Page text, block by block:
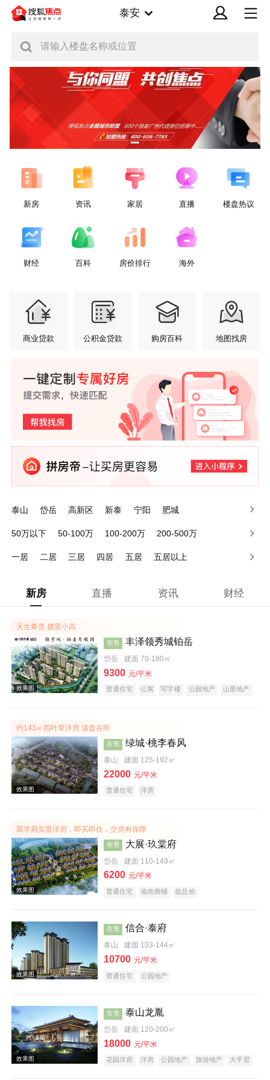
泰安
请输入楼盘名称或位置
新房 资讯 家居 直播 楼盘热议
财经 百科 房价排行 海外
商业贷款 公积金贷款 购房百科 地图找房
泰山 岱岳 高新区 新泰 宁阳 肥城
50万以下 50-100万 100-200万
200-500万
一居
二居 三居 四居 五居 五居以上
新房 直播 资讯 财经
天生希贵 揽景小高
效果图
在售 丰泽领秀城铂岳
岱岳 建面 70-180㎡
9300 元/平米
普通住宅 公寓 写字楼 公园地产 山景地产
约143㎡四叶草洋房 清盘在即
效果图
在售 绿城·桃李春风
泰山 建面 125-192㎡
22000 元/平米
普通住宅 洋房
双学府实景洋房，即买即住，交房有保障
在售 大展·玖棠府
岱岳 建面 110-149㎡
6200 元/平米
普通住宅 临街商铺 低总价
在售 信合·泰府
泰山 建面 103-144㎡
10700 元/平米
普通住宅 公园地产
在售 泰山龙胤
岱岳 建面 120-200㎡
18000 元/平米
花园洋房 洋房 公园地产 旅游地产 大平层